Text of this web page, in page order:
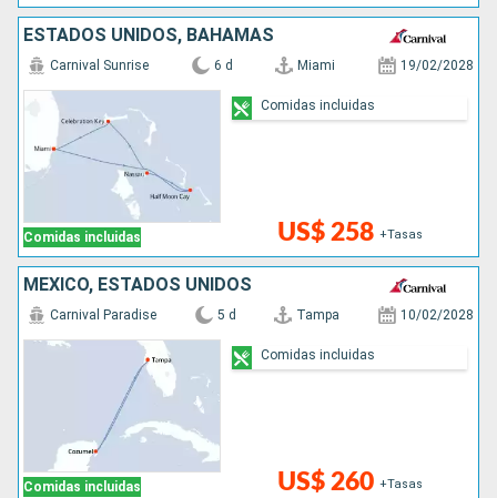
ESTADOS UNIDOS, BAHAMAS
Comidas incluidas
Carnival Sunrise 6 d Miami 19/02/2028
US$ 258 +Tasas
Comidas incluidas
MÉXICO, ESTADOS UNIDOS
Comidas incluidas
Carnival Paradise 5 d Tampa 10/02/2028
US$ 260 +Tasas
Comidas incluidas